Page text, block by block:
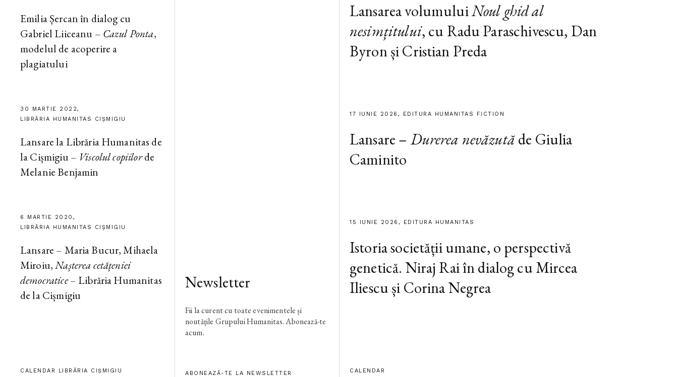
Lansarea volumuluiNoul ghid al
nesimțitului, cu Radu Paraschivescu, Dan
Byron și Cristian Preda
17 IUNIE 2026, EDITURA HUMANITAS FICTION
Lansare – Durerea nevăzutăde Giulia
Caminito
15 IUNIE 2026, EDITURA HUMANITAS
Istoria societății umane, o perspectivă
genetică. Niraj Rai în dialog cu Mircea
Iliescu și Corina Negrea
CALENDAR
Emilia Șercan în dialog cu
Gabriel Liiceanu – Cazul Ponta,
modelul de acoperire a
plagiatului
30 MARTIE 2022,
LIBRĂRIA HUMANITAS CIȘMIGIU
Lansare la Librăria Humanitas de
la Cișmigiu – Viscolul copiilorde
Melanie Benjamin
6 MARTIE 2020,
LIBRĂRIA HUMANITAS CIȘMIGIU
Lansare – Maria Bucur, Mihaela
Miroiu,Nașterea cetățeniei
democratice– Librăria Humanitas
de la Cișmigiu
CALENDAR LIBRĂRIA CIȘMIGIU
Newsletter
Fii la curent cu toate evenimentele și
noutățile Grupului Humanitas. Abonează-te
acum.
ABONEAZĂ-TE LA NEWSLETTER